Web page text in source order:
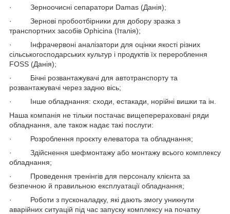
· Зерноочисні сепаратори Damas (Данія);
· Зернові пробоотбірники для добору зразка з
транспортних засобів Ophicina (Італія);
· Інфрачервоні аналізатори для оцінки якості різних
сільськогосподарських культур і продуктів їх перероблення
FOSS (Данія);
· Бічні розвантажувачі для автотранспорту та
розвантажувачі через задню вісь;
· Інше обладнання: сходи, естакади, норійні вишки та ін.
Наша компанія не тільки постачає вищеперераховані ряди
обладнання, але також надає такі послуги:
· Розроблення проєкту елеватора та обладнання;
· Здійснення шефмонтажу або монтажу всього комплексу
обладнання;
· Проведення тренінгів для персоналу клієнта за
безпечною й правильною експлуатації обладнання;
· Роботи з пусконаладку, які дають змогу уникнути
аварійних ситуацій під час запуску комплексу на початку